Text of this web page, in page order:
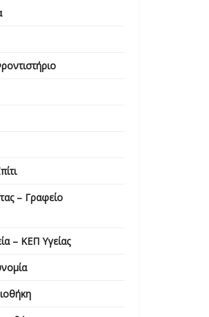
– Γραφείο
– ΚΕΠ Υγείας